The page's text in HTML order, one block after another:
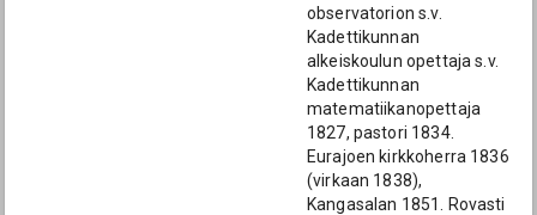
observatorion s.v.
Kadettikunnan
alkeiskoulun opettaja s.v.
Kadettikunnan
matematiikanopettaja
1827, pastori 1834.
Eurajoen kirkkoherra 1836
(virkaan 1838),
Kangasalan 1851. Rovasti